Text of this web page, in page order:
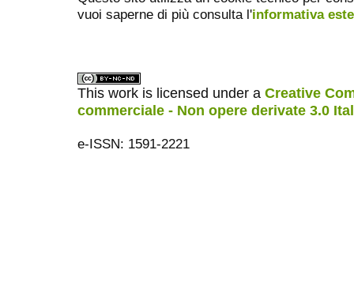
vuoi saperne di più consulta l'informativa
This work is licensed under a Creative
commerciale - Non opere derivate 3.0
e-ISSN: 1591-2221